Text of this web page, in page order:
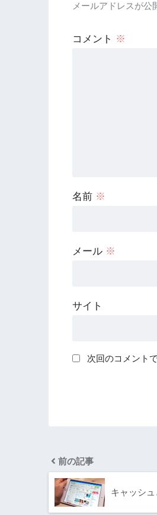
メールアドレスが公
コメント ※
名前 ※
メール ※
サイト
次回のコメント
前の記事
キャッシュ